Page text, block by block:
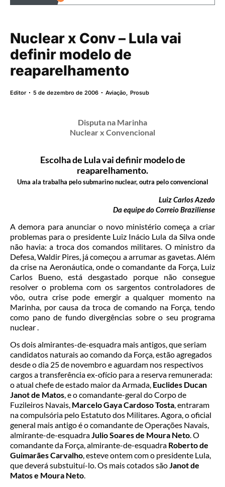
Nuclear x Conv – Lula vai
definir modelo de
reaparelhamento
Editor 5 de dezembro de 2006 Aviação,Prosub
Disputa na Marinha
Nuclear x Convencional
Escolha de Lula vai definir modelo de
reaparelhamento.
Uma ala trabalha pelo submarino nuclear, outra pelo convencional
Luiz Carlos Azedo
Da equipe do Correio Braziliense
A demora para anunciar o novo ministério começa a criar
problemas para o presidente Luiz Inácio Lula da Silva onde
não havia: a troca dos comandos militares. O ministro da
Defesa, Waldir Pires, já começou a arrumar as gavetas. Além
da crise na Aeronáutica, onde o comandante da Força, Luiz
Carlos Bueno, está desgastado porque não consegue
resolver o problema com os sargentos controladores de
vôo, outra crise pode emergir a qualquer momento na
Marinha, por causa da troca de comando na Força, tendo
como pano de fundo divergências sobre o seu programa
nuclear .
Os dois almirantes-de-esquadra mais antigos, que seriam
candidatos naturais ao comando da Força, estão agregados
desde o dia 25 de novembro e aguardam nos respectivos
cargos a transferência ex-ofício para a reserva remunerada:
o atual chefe de estado maior da Armada, Euclides Ducan
Janot de Matos, e o comandante-geral do Corpo de
Fuzileiros Navais, Marcelo Gaya Cardoso Tosta, entraram
na compulsória pelo Estatuto dos Militares. Agora, o oficial
general mais antigo é o comandante de Operações Navais,
almirante-de-esquadraJulio Soares de Moura Neto. O
comandante da Força, almirante-de-esquadra Roberto de
Guimarães Carvalho, esteve ontem com o presidente Lula,
que deverá substuituí-lo. Os mais cotados sãoJanot de
Matos e Moura Neto.